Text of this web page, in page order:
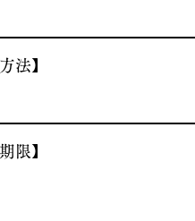
法】
限】